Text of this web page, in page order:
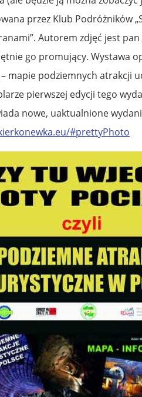
przez Klub Podróżników
Autorem zdjęć jest
go promujący. Wystawa
mapie podziemnych atrakcji
pierwszej edycji tego
nowe, uaktualnione
#prettyPhoto